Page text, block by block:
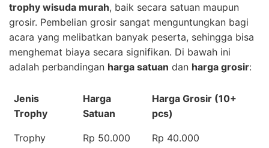
trophy wisuda murah, baik secara satuan maupun
grosir. Pembelian grosir sangat menguntungkan bagi
acara yang melibatkan banyak peserta, sehingga bisa
menghemat biaya secara signifikan. Di bawah ini
adalah perbandingan harga satuan dan harga grosir:
Jenis
Trophy
Harga
Satuan
Harga Grosir (10+
pcs)
Trophy
Rp 50.000 Rp 40.000